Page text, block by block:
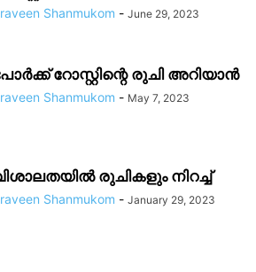
Shanmukom - June 29, 2023
റോസ്റ്റിന്റെ രുചി അറിയാൻ
Shanmukom - May 7, 2023
രുചികളും നിറച്ച്
Shanmukom - January 29, 2023